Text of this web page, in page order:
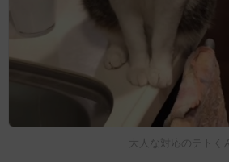
大人な対応のテトくん